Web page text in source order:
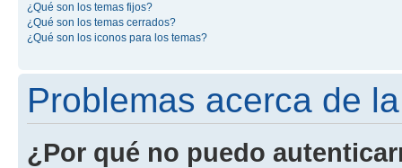
¿Qué son los temas fijos?
¿Qué son los temas cerrados?
¿Qué son los iconos para los temas?
Problemas acerca de
¿Por qué no puedo